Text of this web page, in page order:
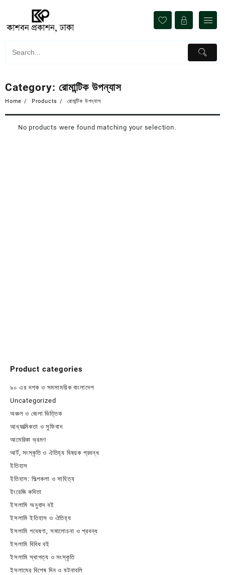
content
Category: রোমান্টিক উপন্যাস
Home Products রোমান্টিক উপন্যাস
No products were found matching your selection.
Product categories
৯০ এর দশক ও সমসাময়িক বাংলাদেশ
Uncategorized
অঞ্চল ও জেলা ভিত্তিক
আধ্যাত্মিকতা ও সুফিবাদ
আমেরিকা ভ্রমণ
আর্ট, সংস্কৃতি ও ঐতিহ্য বিষয়ক প্রবন্ধ
ইতিহাস
ইতিহাস: শিল্পকলা ও সাহিত্য
ইংরেজি কবিতা
ইসলামি অনুবাদ বই
ইসলামি ইতিহাস ও ঐতিহ্য
ইসলামি গবেষণা, সমালোচনা ও প্রবন্ধ
ইসলামি বিবিধ বই
ইসলামি স্থাপত্য ও সংস্কৃতি
ইসলামের বিশেষ দিন ও ঘটনাবলি